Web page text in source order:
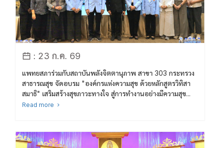
: 23 ก.ค. 69
แพทยสภาร่วมกับสถาบันพลังจิตตานุภาพ สาขา 303 กระทรวง
สาธารณสุข จัดอบรม "องค์กรแห่งความสุข ด้วยหลักสูตรวิทิสา
สมาธิ" เสริมสร้างสุขภาวะทางใจ สู่การทำงานอย่างมีความสุข...
Read more